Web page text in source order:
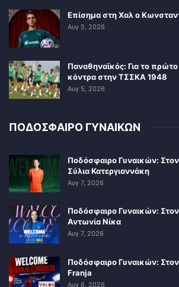
Επίσημα στη Χαλ ο
Αυγ 5, 2026
Παναθηναϊκός: Για το
κόντρα στην ΤΣΣΚΑ 1948
Αυγ 5, 2026
ΠΟΔΟΣΦΑΙΡΟ ΓΥΝΑΙΚΩΝ
Ποδόσφαιρο Γυναικών:
Σύλια Κατεργιαννάκη
Αυγ 7, 2026
Ποδόσφαιρο Γυναικών:
Αντωνία Νίκα
Αυγ 7, 2026
Ποδόσφαιρο Γυναικών:
Franja
Αυγ 6, 2026